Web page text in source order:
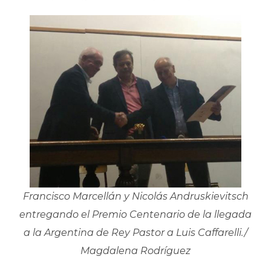
Francisco Marcellán y Nicolás Andruskievitsch
entregando el Premio Centenario de la llegada
a la Argentina de Rey Pastor a Luis Caffarelli./
Magdalena Rodríguez